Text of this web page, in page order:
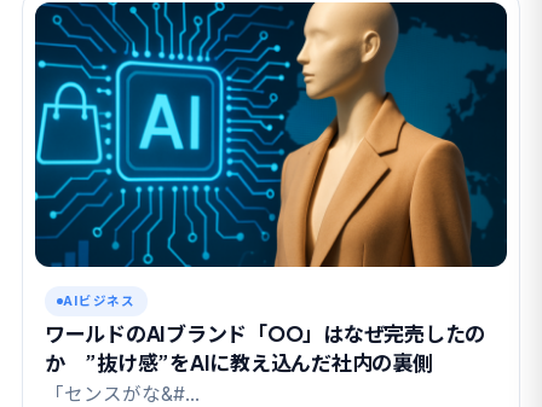
AIビジネス
ワールドのAIブランド「OO」はなぜ完売したの
か ”抜け感”をAIに教え込んだ社内の裏側
「センスがな&#…